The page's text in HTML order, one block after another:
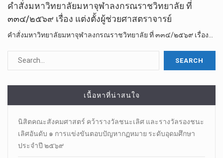
คำสั่งมหาวิทยาลัยมหาจุฬาลงกรณราชวิทยาลัย ที่
๓๓๔/๒๕๖๙ เรื่อง แต่งตั้งผู้ช่วยศาสตราจารย์
คำสั่งมหาวิทยาลัยมหาจุฬาลงกรณราชวิทยาลัย ที่ ๓๓๔/๒๕๖๙ เรื่อง…
เนื้อหาที่น่าสนใจ
นิสิตคณะสังคมศาสตร์​ คว้ารางวัลชนะเลิศ และรางวัลรองชนะ
เลิศอันดับ ๑ การแข่งขันตอบปัญหากฏหมาย ระดับอุดมศึกษา
ประจำปี ๒๕๖๙